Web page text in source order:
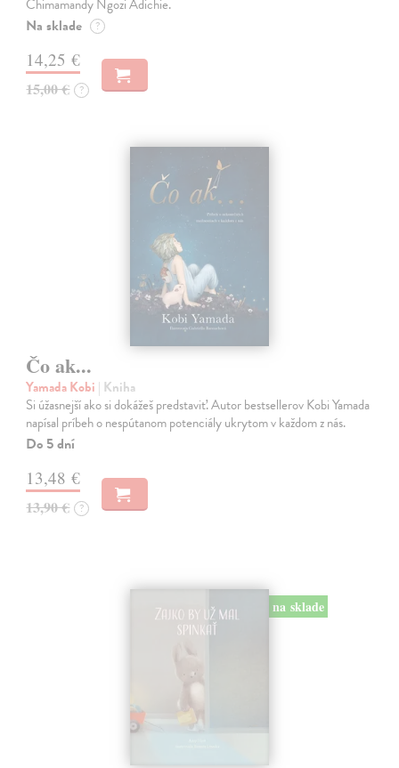
Chimamandy Ngozi Adichie.
Na sklade ?
14,25 €
15,00 € ?
Čo ak...
Yamada Kobi | Kniha
Si úžasnejší ako si dokážeš predstaviť. Autor bestsellerov Kobi Yamada
napísal príbeh o nespútanom potenciály ukrytom v každom z nás.
Do 5 dní
13,48 €
13,90 € ?
na sklade